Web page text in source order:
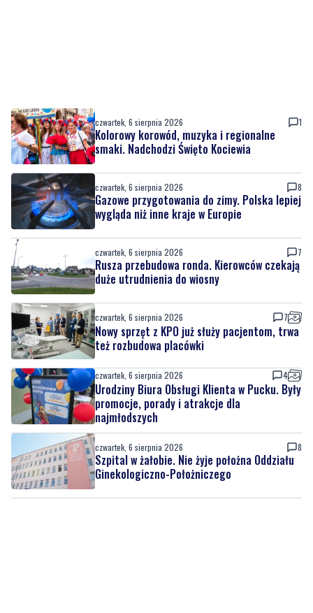
czwartek, 6 sierpnia 2026 1
Kolorowy korowód, muzyka i regionalne
smaki. Nadchodzi Święto Kociewia
czwartek, 6 sierpnia 2026 8
Gazowe przygotowania do zimy. Polska lepiej
wygląda niż inne kraje w Europie
czwartek, 6 sierpnia 2026 7
Rusza przebudowa ronda. Kierowców czekają
duże utrudnienia do wiosny
czwartek, 6 sierpnia 2026 7
Nowy sprzęt z KPO już służy pacjentom, trwa
też rozbudowa placówki
czwartek, 6 sierpnia 2026 4
Urodziny Biura Obsługi Klienta w Pucku. Były
promocje, porady i atrakcje dla
najmłodszych
czwartek, 6 sierpnia 2026 8
Szpital w żałobie. Nie żyje położna Oddziału
Ginekologiczno-Położniczego